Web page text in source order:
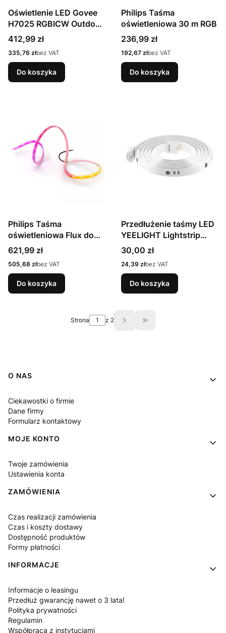
Oświetlenie LED Govee
H7025 RGBICW Outdoor
String Lights,
Zewnętrzne, 14.63m,
2.4GHz Wi-Fi +
Bluetooth
Cena
412,99 zł
Cena
335,76 złbez VAT
Do koszyka
Philips Taśma
oświetleniowa 30 m RGB
Cena
236,99 zł
Cena
192,67 złbez VAT
Do koszyka
Philips Taśma
oświetleniowa Flux do
zastosowań
zewnętrznych o
długości 5 metrów
Cena
621,99 zł
Cena
505,68 złbez VAT
Do koszyka
Przedłużenie taśmy LED
YEELIGHT Lightstrip
Extension 1m
Cena
30,00 zł
Cena
24,39 złbez VAT
Do koszyka
Strona z 2 Przejdź do ostatniej
Linki w stopce
O NAS
Ciekawostki o firmie
Dane firmy
Formularz kontaktowy
MOJE KONTO
Twoje zamówienia
Ustawienia konta
ZAMÓWIENIA
Czas realizacji zamówienia
Czas i koszty dostawy
Dostępność produktów
Formy płatności
INFORMACJE
Informacje o leasingu
Przedłuż gwarancję nawet o 3 lata!
Polityka prywatności
Regulamin
Współpraca z instytucjami